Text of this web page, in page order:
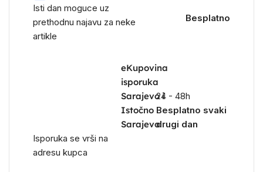
Isti dan moguce uz
prethodnu najavu za neke
artikle
Besplatno
eKupovina
isporuka
Sarajevo i
Istočno
Sarajevo
Isporuka se vrši na
adresu kupca
24 - 48h
Besplatno svaki
drugi dan